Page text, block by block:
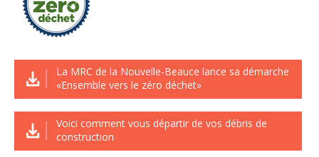
La MRC de la Nouvelle-Beauce lance sa démarche
«Ensemble vers le zéro déchet»
Voici comment vous départir de vos débris de
construction